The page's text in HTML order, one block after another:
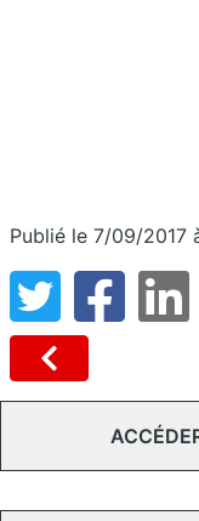
Publié le 7/09/2017